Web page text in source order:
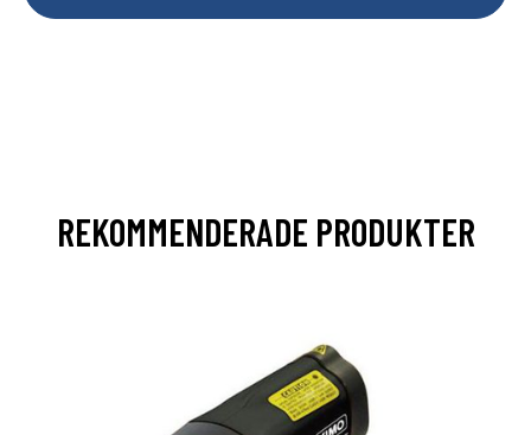
REKOMMENDERADE PRODUKTER